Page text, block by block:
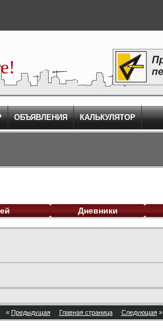
ОБЪЯВЛЕНИЯ КАЛЬКУЛЯТОР
Дневники
« Предыдущая Главная страница Следующая»